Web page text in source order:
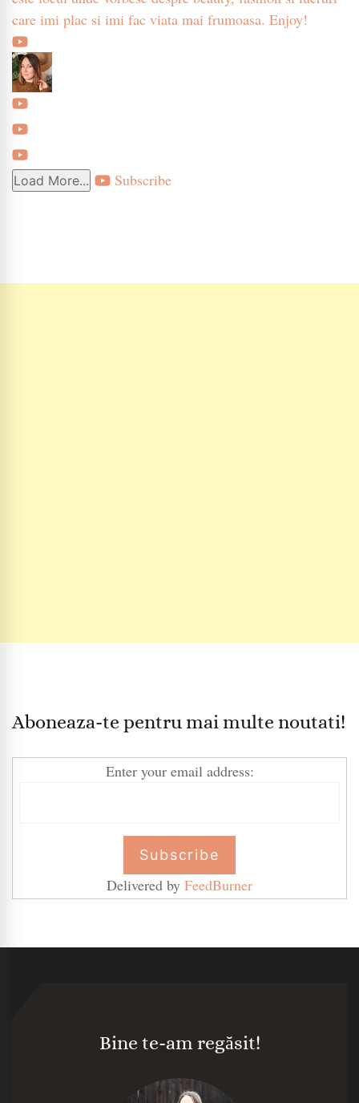
care imi plac si imi fac viata mai frumoasa. Enjoy!
Load More... Subscribe
Aboneaza-te pentru mai multe noutati!
Enter your email address:
Delivered by FeedBurner
Bine te-am regăsit!